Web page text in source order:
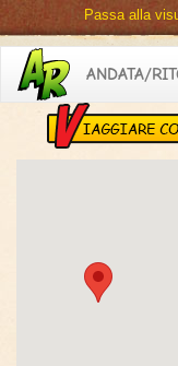
Passa alla
ANDATA/